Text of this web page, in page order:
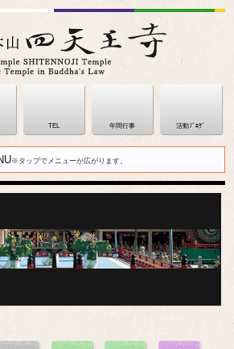
TEL 年間行事 活動ﾌﾞﾛｸﾞ
※タップでメニューが広がります。